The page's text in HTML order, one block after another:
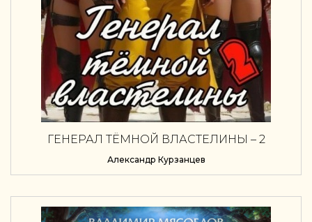
ГЕНЕРАЛ ТЁМНОЙ ВЛАСТЕЛИНЫ – 2
Александр Курзанцев